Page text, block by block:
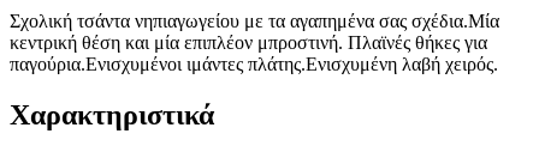
Σχολική τσάντα νηπιαγωγείου με τα αγαπημένα σας σχέδια.Μία
κεντρική θέση και μία επιπλέον μπροστινή. Πλαϊνές θήκες για
παγούρια.Ενισχυμένοι ιμάντες πλάτης.Ενισχυμένη λαβή χειρός.
Χαρακτηριστικά